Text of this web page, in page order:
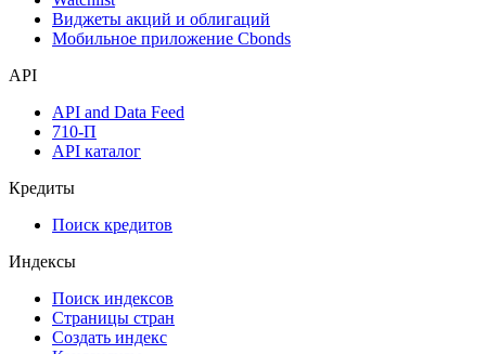
Инструментарий
Надстройка Excel
Мобильное приложение Cbonds
API
API and Data Feed
API каталог
Кредиты
Поиск кредитов
Индексы